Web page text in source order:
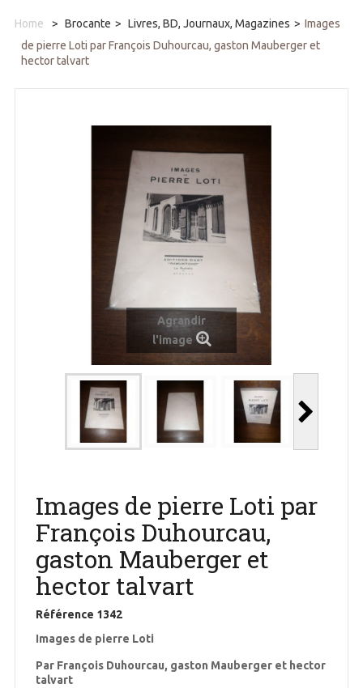
Home > Brocante > Livres, BD, Journaux, Magazines > Images
de pierre Loti par François Duhourcau, gaston Mauberger et
hector talvart
Agrandir
l'image
Images de pierre Loti par
François Duhourcau,
gaston Mauberger et
hector talvart
Référence 1342
Images de pierre Loti
Par François Duhourcau, gaston Mauberger et hector
talvart